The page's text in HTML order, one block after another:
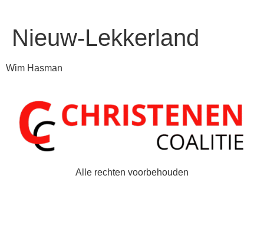
Nieuw-Lekkerland
Wim Hasman
Alle rechten voorbehouden